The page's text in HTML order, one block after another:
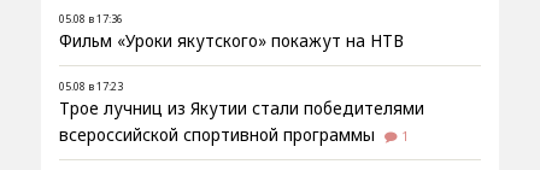
05.08 в 17:36
Фильм «Уроки якутского» покажут на НТВ
05.08 в 17:23
Трое лучниц из Якутии стали победителями
всероссийской спортивной программы
1